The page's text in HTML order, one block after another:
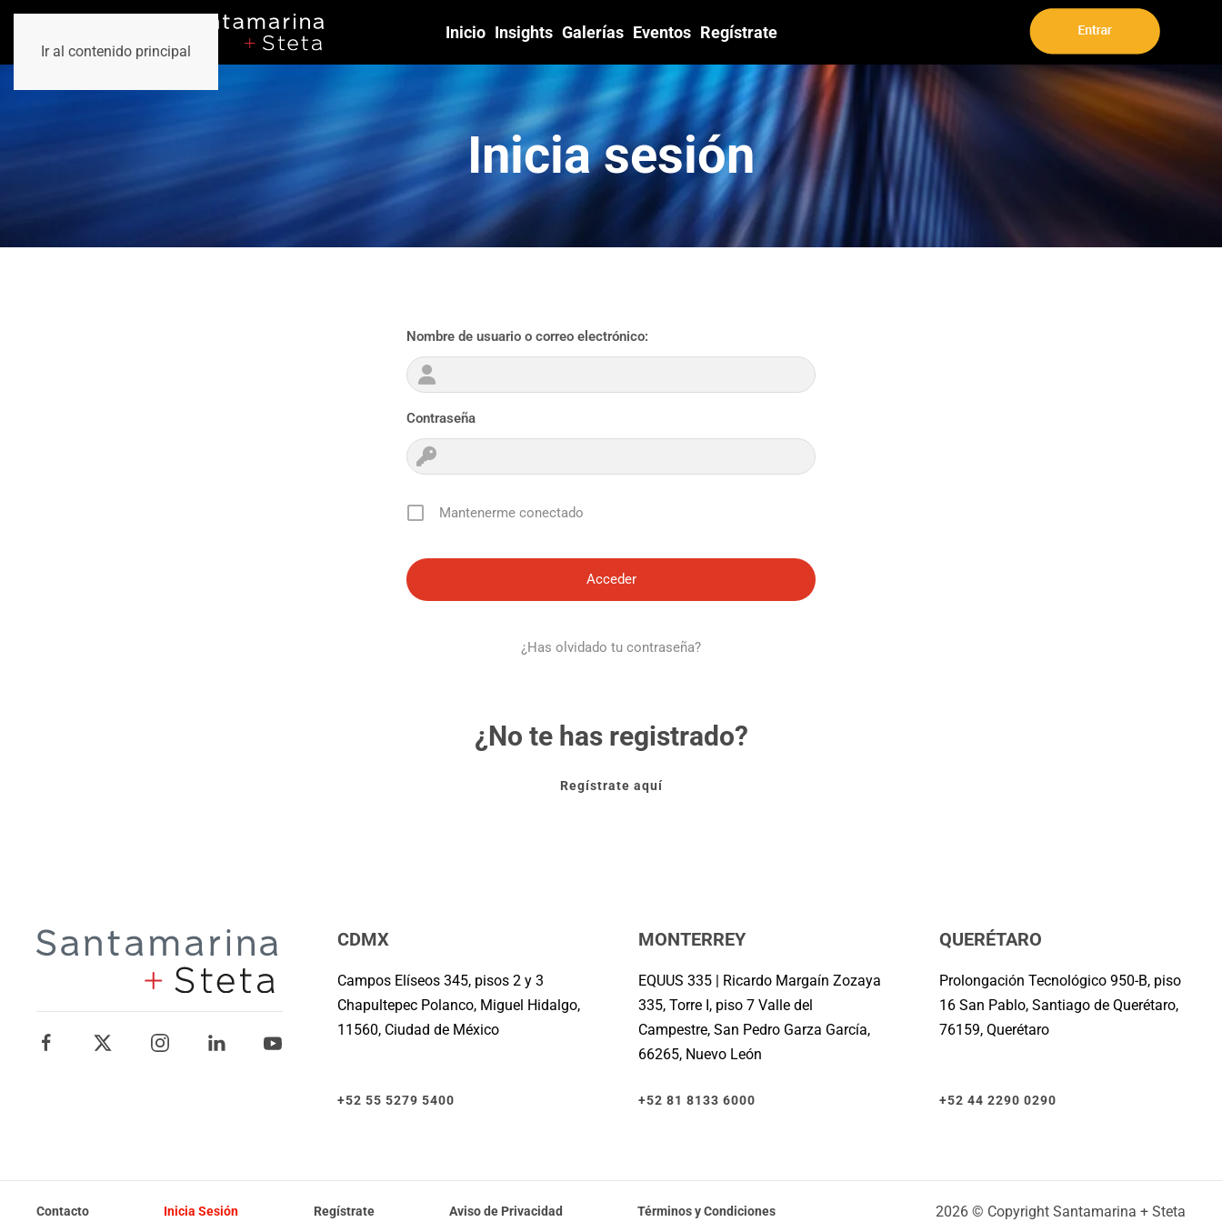
Ir al contenido principal
Inicio Insights Galerías Eventos Regístrate
Inicia sesión
Nombre de usuario o correo electrónico:
Contraseña
Mantenerme conectado
¿Has olvidado tu contraseña?
¿No te has registrado?
Regístrate aquí
CDMX
Campos Elíseos 345, pisos 2 y 3
Chapultepec Polanco, Miguel Hidalgo,
11560, Ciudad de México
+52 55 5279 5400
MONTERREY
EQUUS 335 | Ricardo Margaín Zozaya
335, Torre I, piso 7 Valle del
Campestre, San Pedro Garza García,
66265, Nuevo León
+52 81 8133 6000
QUERÉTARO
Prolongación Tecnológico 950-B, piso
16 San Pablo, Santiago de Querétaro,
76159, Querétaro
+52 44 2290 0290
Contacto Inicia Sesión Regístrate Aviso de Privacidad Términos y Condiciones 2026 © Copyright Santamarina + Steta